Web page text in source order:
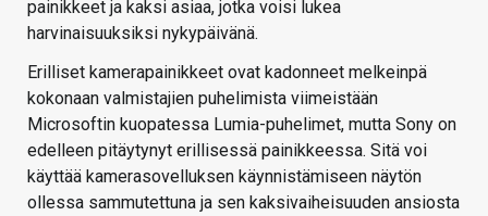
painikkeet ja kaksi asiaa, jotka voisi lukea
harvinaisuuksiksi nykypäivänä.
Erilliset kamerapainikkeet ovat kadonneet melkeinpä
kokonaan valmistajien puhelimista viimeistään
Microsoftin kuopatessa Lumia-puhelimet, mutta Sony on
edelleen pitäytynyt erillisessä painikkeessa. Sitä voi
käyttää kamerasovelluksen käynnistämiseen näytön
ollessa sammutettuna ja sen kaksivaiheisuuden ansiosta